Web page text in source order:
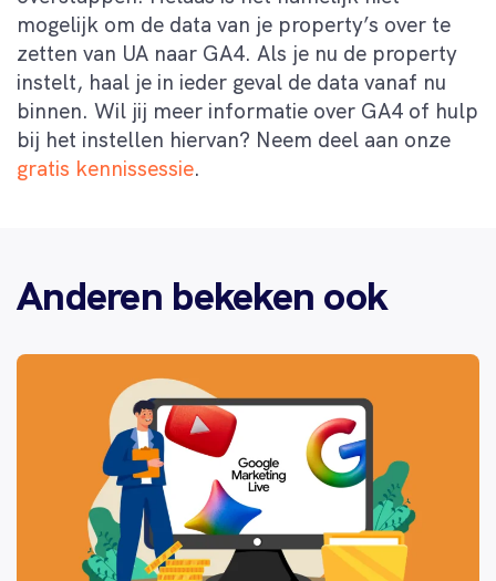
mogelijk om de data van je property’s over te
zetten van UA naar GA4. Als je nu de property
instelt, haal je in ieder geval de data vanaf nu
binnen. Wil jij meer informatie over GA4 of hulp
bij het instellen hiervan? Neem deel aan onze
gratis kennissessie.
Anderen bekeken ook